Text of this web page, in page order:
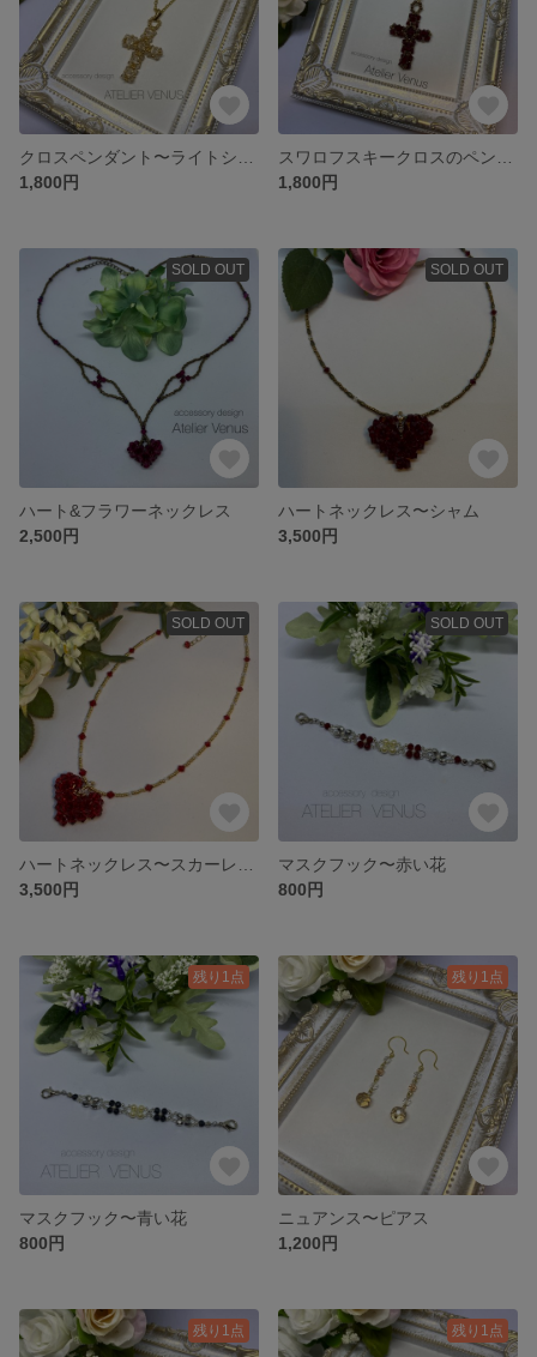
1,800円
1,800円
SOLD OUT
ハート&フラワーネックレス
2,500円
SOLD OUT
ハートネックレス〜シャム
3,500円
SOLD OUT
3,500円
SOLD OUT
マスクフック〜赤い花
800円
残り1点
マスクフック〜青い花
800円
残り1点
ニュアンス〜ピアス
1,200円
残り1点 残り1点